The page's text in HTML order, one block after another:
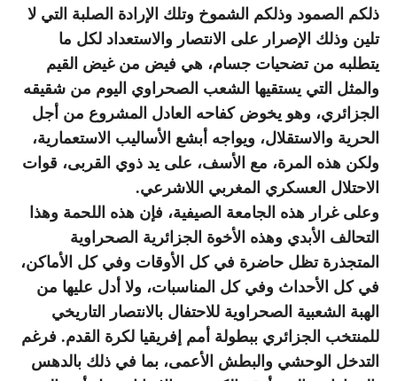
ذلكم الصمود وذلكم الشموخ وتلك الإرادة الصلبة التي لا
تلين وذلك الإصرار على الانتصار والاستعداد لكل ما
يتطلبه من تضحيات جسام، هي فيض من غيض القيم
والمثل التي يستقيها الشعب الصحراوي اليوم من شقيقه
الجزائري، وهو يخوض كفاحه العادل المشروع من أجل
الحرية والاستقلال، ويواجه أبشع الأساليب الاستعمارية،
ولكن هذه المرة، مع الأسف، على يد ذوي القربى، قوات
الاحتلال العسكري المغربي اللاشرعي.
وعلى غرار هذه الجامعة الصيفية، فإن هذه اللحمة وهذا
التحالف الأبدي وهذه الأخوة الجزائرية الصحراوية
المتجذرة تظل حاضرة في كل الأوقات وفي كل الأماكن،
في كل الأحداث وفي كل المناسبات، ولا أدل عليها من
الهبة الشعبية الصحراوية للاحتفال بالانتصار التاريخي
للمنتخب الجزائري ببطولة أمم إفريقيا لكرة القدم. فرغم
التدخل الوحشي والبطش الأعمى، بما في ذلك بالدهس